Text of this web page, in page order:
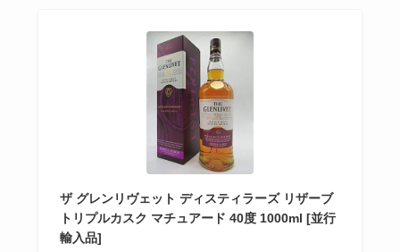
ザ グレンリヴェット ディスティラーズ リザーブ
トリプルカスク マチュアード 40度 1000ml [並行
輸入品]